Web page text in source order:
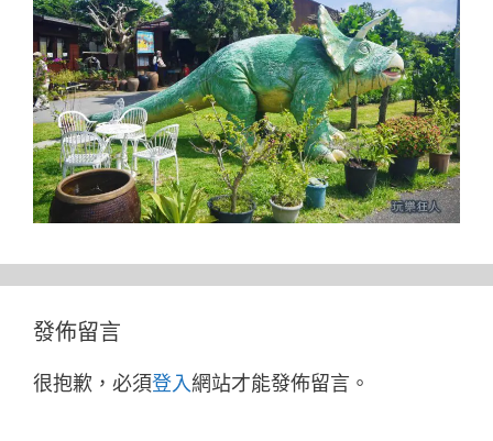
發佈留言
很抱歉，必須登入網站才能發佈留言。